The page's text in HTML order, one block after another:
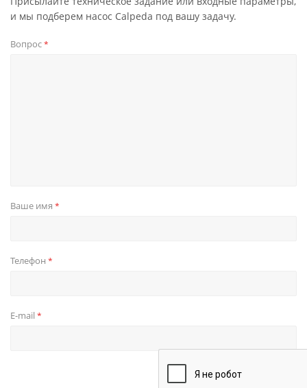
и мы подберем насос Calpeda под вашу задачу.
Вопрос*
Ваше имя *
Телефон *
E-mail *